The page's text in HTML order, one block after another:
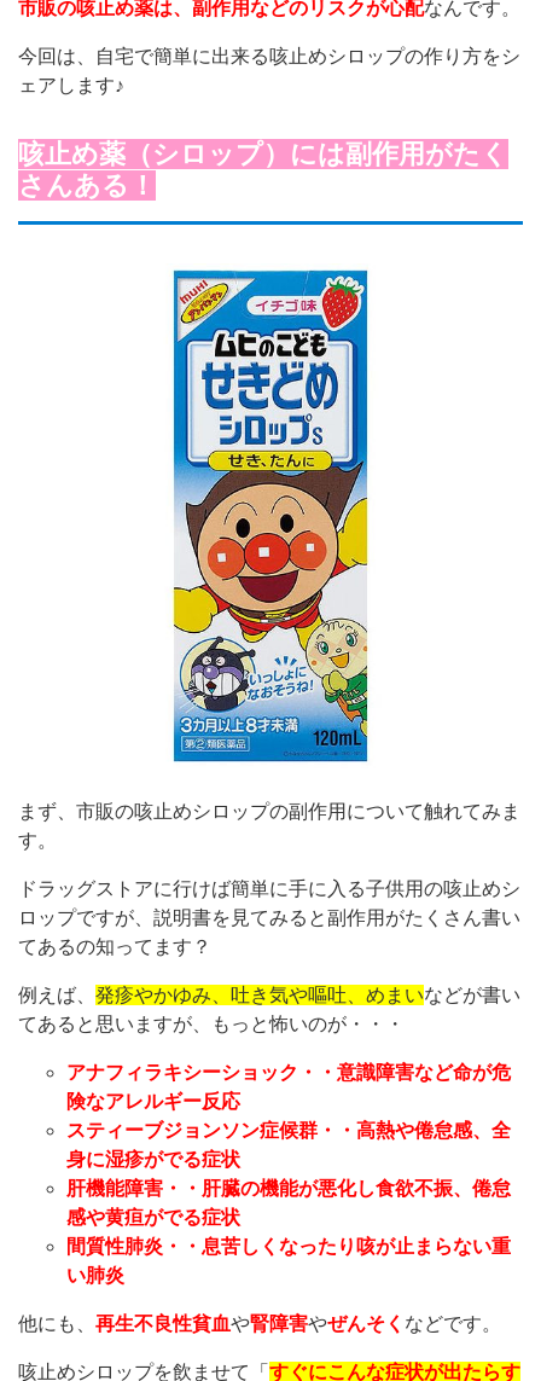
市販の咳止め薬は、副作用などのリスクが心配なんです。
今回は、自宅で簡単に出来る咳止めシロップの作り方をシ
ェアします♪
咳止め薬（シロップ）には副作用がたく
さんある！
まず、市販の咳止めシロップの副作用について触れてみま
す。
ドラッグストアに行けば簡単に手に入る子供用の咳止めシ
ロップですが、説明書を見てみると副作用がたくさん書い
てあるの知ってます？
例えば、 発疹やかゆみ、吐き気や嘔吐、めまいなどが書い
てあると思いますが、もっと怖いのが・・・
アナフィラキシーショック・・意識障害など命が危
険なアレルギー反応
スティーブジョンソン症候群・・高熱や倦怠感、全
身に湿疹がでる症状
肝機能障害・・肝臓の機能が悪化し食欲不振、倦怠
感や黄疸がでる症状
間質性肺炎・・息苦しくなったり咳が止まらない重
い肺炎
他にも、 再生不良性貧血や腎障害やぜんそく などです。
咳止めシロップを飲ませて「 すぐにこんな症状が出たらす